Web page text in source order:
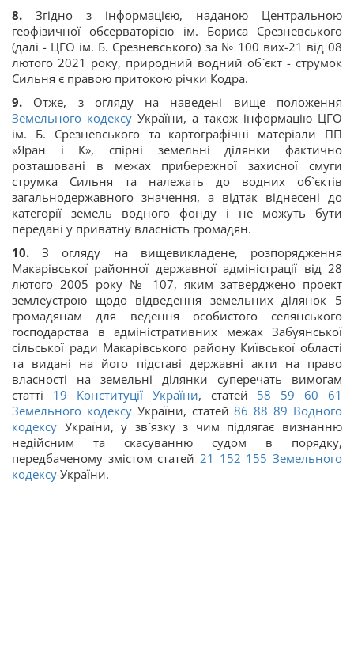
8. Згідно з інформацією, наданою Центральною
геофізичної обсерваторією ім. Бориса Срезневського
(далі - ЦГО ім. Б. Срезневського) за № 100 вих-21 від 08
лютого 2021 року, природний водний об`єкт - струмок
Сильня є правою притокою річки Кодра.
9. Отже, з огляду на наведені вище положення
Земельного кодексу України, а також інформацію ЦГО
ім. Б. Срезневського та картографічні матеріали ПП
«Яран і К», спірні земельні ділянки фактично
розташовані в межах прибережної захисної смуги
струмка Сильня та належать до водних об`єктів
загальнодержавного значення, а відтак віднесені до
категорії земель водного фонду і не можуть бути
передані у приватну власність громадян.
10.З огляду на вищевикладене, розпорядження
Макарівської районної державної адміністрації від 28
лютого 2005 року № 107, яким затверджено проект
землеустрою щодо відведення земельних ділянок 5
громадянам для ведення особистого селянського
господарства в адміністративних межах Забуянської
сільської ради Макарівського району Київської області
та видані на його підставі державні акти на право
власності на земельні ділянки суперечать вимогам
статті 19 Конституції України, статей 58 59 60
61
Земельного кодексуУкраїни, статей 86 88 89 Водного
кодексу України, у зв`язку з чим підлягає визнанню
недійсним та скасуванню судом в порядку,
передбаченому змістом статей 21 152 155Земельного
кодексу України.